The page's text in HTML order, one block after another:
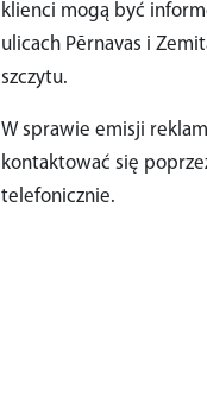
klienci mogą być
ulicach Pērnavas i
szczytu.
W sprawie emisji
kontaktować się
telefonicznie.